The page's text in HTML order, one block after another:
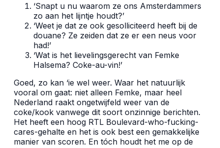
‘Snapt u nu waarom ze ons Amsterdammers
zo aan het lijntje houdt?’
‘Weet je dat ze ook gesolliciteerd heeft bij de
douane? Ze zeiden dat ze er een neus voor
had!’
‘Wat is het lievelingsgerecht van Femke
Halsema? Coke-au-vin!’
Goed, zo kan ‘ie wel weer. Waar het natuurlijk
vooral om gaat: niet alleen Femke, maar heel
Nederland raakt ongetwijfeld weer van de
coke/kook vanwege dit soort onzinnige berichten.
Het heeft een hoog RTL Boulevard-who-fucking-
cares-gehalte en het is ook best een gemakkelijke
manier van scoren. En tóch houdt het me op de